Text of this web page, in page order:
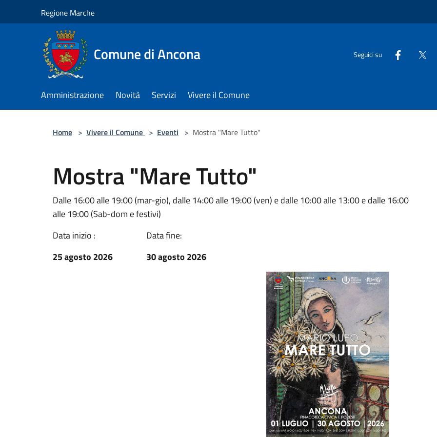
Regione Marche
Comune di Ancona Seguici su
Amministrazione Novità Servizi Vivere il Comune
Home > Vivere il Comune > Eventi > Mostra "Mare Tutto"
Mostra "Mare Tutto"
Dalle 16:00 alle 19:00 (mar-gio), dalle 14:00 alle 19:00 (ven) e dalle 10:00 alle 13:00 e dalle 16:00
alle 19:00 (Sab-dom e festivi)
Data inizio :
25 agosto 2026
Data fine:
30 agosto 2026